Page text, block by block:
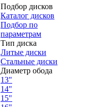
Подбор дисков
Каталог дисков
Подбор по
параметрам
Тип диска
Литые диски
Стальные диски
Диаметр обода
13"
14"
15"